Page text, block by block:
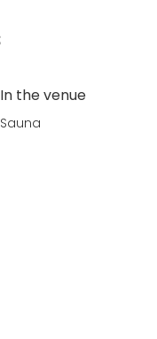
In the venue
Sauna